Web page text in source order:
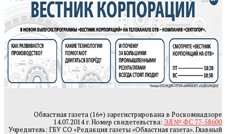
Областная газета (16+) зарегистрирована в Роскомнадзоре
14.07.2014 г. Номер свидетельства: ЭЛ № ФС 77-58600
Учредитель: ГБУ СО «Редакция газеты «Областная газета». Главный